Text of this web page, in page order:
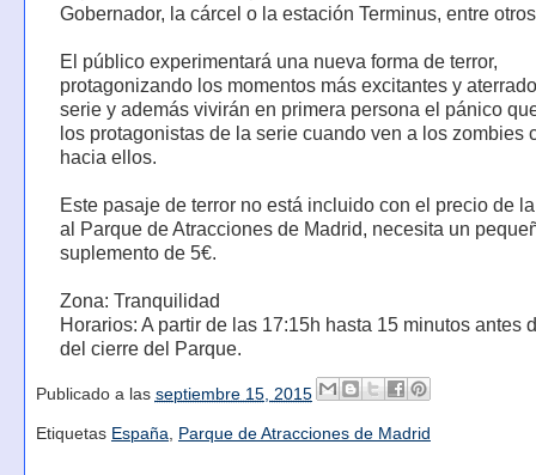
Gobernador, la cárcel o la estación Terminus, entre
El público experimentará una nueva forma de terror,
protagonizando los momentos más excitantes y
serie y además vivirán en primera persona el pánico
los protagonistas de la serie cuando ven a los zombies
hacia ellos.
Este pasaje de terror no está incluido con el precio de
al Parque de Atracciones de Madrid, necesita un
suplemento de 5€.
Zona: Tranquilidad
Horarios: A partir de las 17:15h hasta 15 minutos antes
del cierre del Parque.
Publicado a las septiembre 15, 2015
Etiquetas España Parque de Atracciones de Madrid